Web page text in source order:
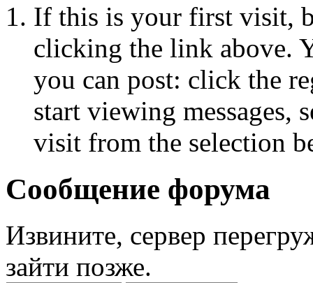
If this is your first visit,
clicking the link above.
you can post: click the
start viewing messages,
visit from the selection
Сообщение форума
Извините, сервер
зайти позже.